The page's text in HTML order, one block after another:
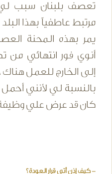
تعصف بلبنان سبب لي
مرتبط عاطفياً بهذا
يمر بهذه المحنة
أنوي فور انتهائي من
إلى الخارج للعمل
بالنسبة لي لأنني أحمل
كان قد عرض علي وظيفة
- كيف إذن أتى قرار العودة؟